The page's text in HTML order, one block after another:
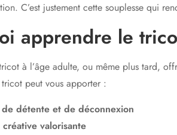
C’est justement cette souplesse qui
apprendre le
à l’âge adulte, ou même plus tard,
peut vous apporter :
détente et de déconnexion
valorisante